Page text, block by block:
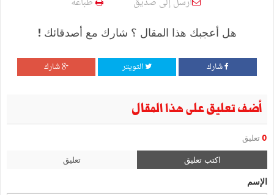
هل أعجبك هذا المقال ؟ شارك مع أصدقائك !
شارك التويتر شارك
أضف تعليق على هذا المقال
0 تعليق
اكتب تعليق تعليق
الإسم